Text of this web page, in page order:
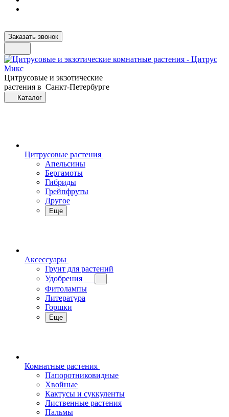
Заказать звонок
Цитрусовые и экзотические
растения в Санкт-Петербурге
Каталог
Цитрусовые растения
Апельсины
Бергамоты
Гибриды
Грейпфруты
Другое
Еще
Аксессуары
Грунт для растений
Удобрения
Фитолампы
Литература
Горшки
Еще
Комнатные растения
Папоротниковидные
Хвойные
Кактусы и суккуленты
Лиственные растения
Пальмы